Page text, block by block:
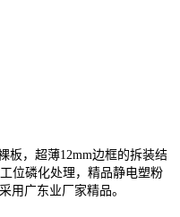
，超薄12mm边框的拆装结
位磷化处理，精品静电塑粉
用广东业厂家精品。